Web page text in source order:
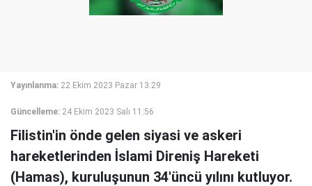
Yayınlanma: 22 Ekim 2023 Pazar 13:29
Güncelleme: 24 Ekim 2023 Salı 11:56
Filistin'in önde gelen siyasi ve askeri
hareketlerinden İslami Direniş Hareketi
(Hamas), kuruluşunun 34'üncü yılını kutluyor.